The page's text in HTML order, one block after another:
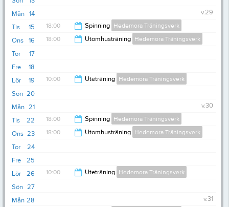
14
Mån
v.29
15
Tis 18:00 Spinning Hedemora Träningsverk
16
Ons 18:00 Utomhusträning Hedemora Träningsverk
17
Tor
18
Fre
19
Lör 10:00 Uteträning Hedemora Träningsverk
20
Sön
21
Mån
v.30
22
Tis 18:00 Spinning Hedemora Träningsverk
23
Ons 18:00 Utomhusträning Hedemora Träningsverk
24
Tor
25
Fre
26
Lör 10:00 Uteträning Hedemora Träningsverk
27
Sön
28
Mån v.31